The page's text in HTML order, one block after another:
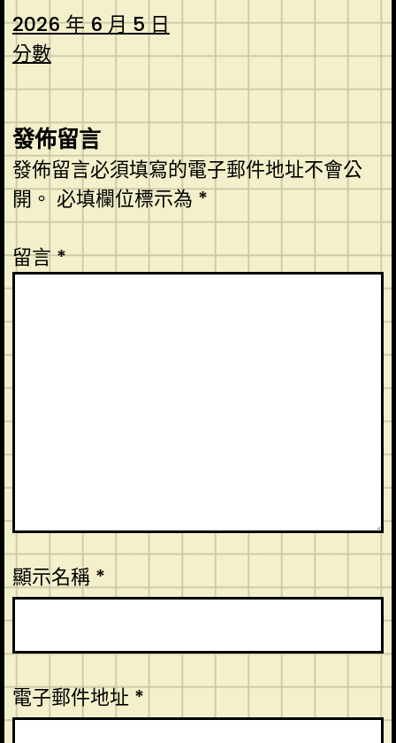
2026 年 6 月 5 日
分數
發佈留言
發佈留言必須填寫的電子郵件地址不會公
開。必填欄位標示為*
留言*
顯示名稱 *
電子郵件地址 *